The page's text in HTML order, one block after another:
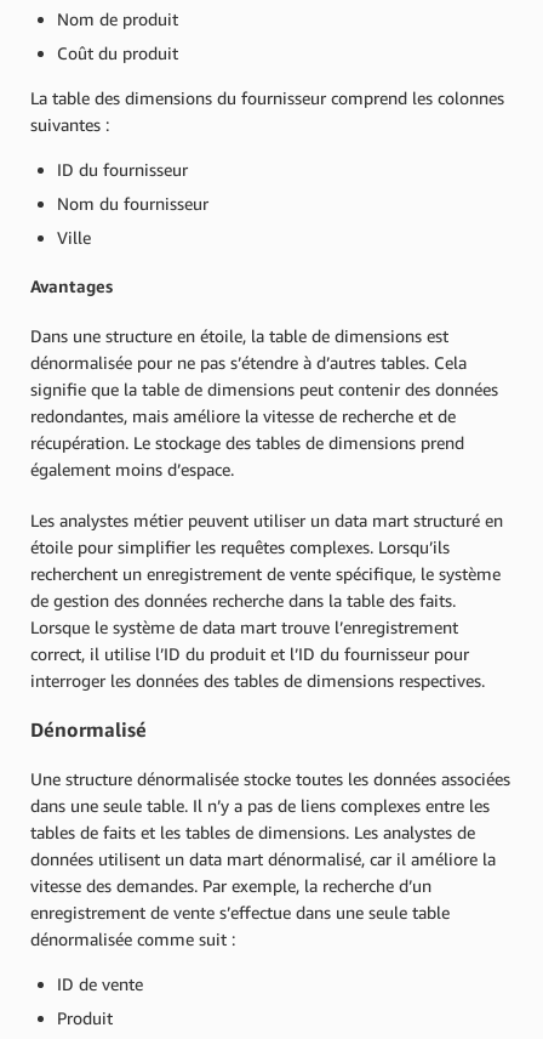
Nom de produit
Coût du produit
La table des dimensions du fournisseur comprend les colonnes
suivantes :
ID du fournisseur
Nom du fournisseur
Ville
Avantages
Dans une structure en étoile, la table de dimensions est
dénormalisée pour ne pas s’étendre à d’autres tables. Cela
signifie que la table de dimensions peut contenir des données
redondantes, mais améliore la vitesse de recherche et de
récupération. Le stockage des tables de dimensions prend
également moins d’espace.
Les analystes métier peuvent utiliser un data mart structuré en
étoile pour simplifier les requêtes complexes. Lorsqu’ils
recherchent un enregistrement de vente spécifique, le système
de gestion des données recherche dans la table des faits.
Lorsque le système de data mart trouve l’enregistrement
correct, il utilise l’ID du produit et l’ID du fournisseur pour
interroger les données des tables de dimensions respectives.
Dénormalisé
Une structure dénormalisée stocke toutes les données associées
dans une seule table. Il n’y a pas de liens complexes entre les
tables de faits et les tables de dimensions. Les analystes de
données utilisent un data mart dénormalisé, car il améliore la
vitesse des demandes. Par exemple, la recherche d’un
enregistrement de vente s’effectue dans une seule table
dénormalisée comme suit :
ID de vente
Produit